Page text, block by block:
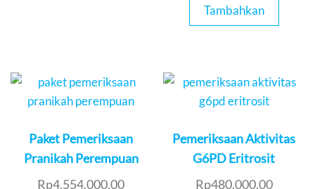
Tambahkan
Paket Pemeriksaan
Pranikah Perempuan
Rp4.554.000,00
Pemeriksaan Aktivitas
G6PD Eritrosit
Rp480.000,00